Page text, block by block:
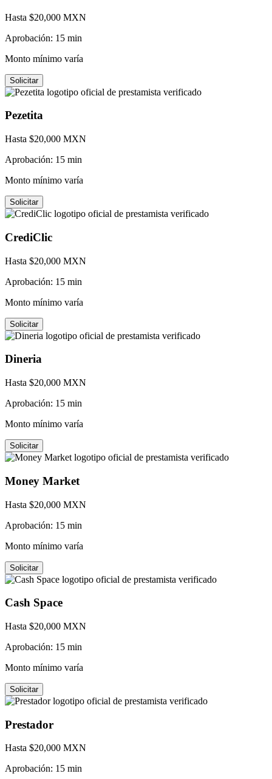
Hasta $20,000 MXN
Aprobación: 15 min
Monto mínimo varía
Solicitar
Pezetita
Hasta $20,000 MXN
Aprobación: 15 min
Monto mínimo varía
Solicitar
CrediClic
Hasta $20,000 MXN
Aprobación: 15 min
Monto mínimo varía
Solicitar
Dineria
Hasta $20,000 MXN
Aprobación: 15 min
Monto mínimo varía
Solicitar
Money Market
Hasta $20,000 MXN
Aprobación: 15 min
Monto mínimo varía
Solicitar
Cash Space
Hasta $20,000 MXN
Aprobación: 15 min
Monto mínimo varía
Solicitar
Prestador
Hasta $20,000 MXN
Aprobación: 15 min